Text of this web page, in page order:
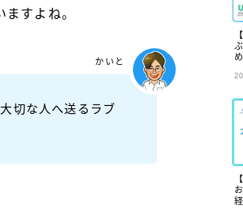
すよね。
切な人へ送るラブ
かいと